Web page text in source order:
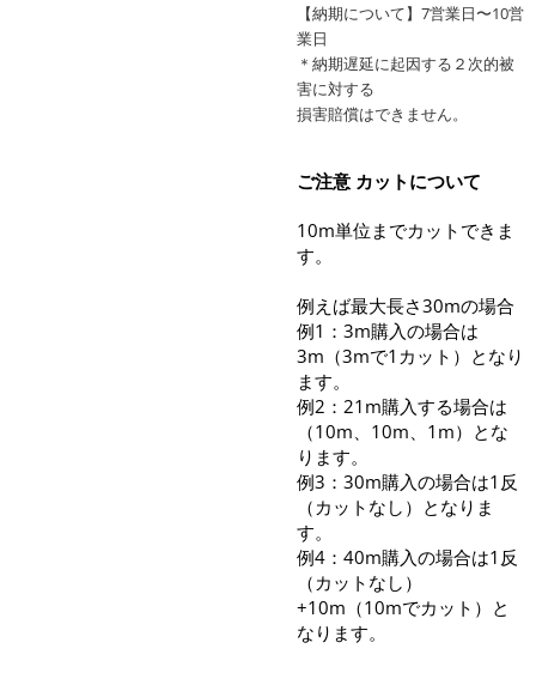
【納期について】7営業日〜10営
業日
＊納期遅延に起因する２次的被
害に対する
損害賠償はできません。
ご注意 カットについて
10m単位までカットできま
す。
例えば最大長さ30mの場合
例1：3m購入の場合は
3m（3mで1カット）となり
ます。
例2：21m購入する場合は
（10m、10m、1m）とな
ります。
例3：30m購入の場合は1反
（カットなし）となりま
す。
例4：40m購入の場合は1反
（カットなし）
+10m（10mでカット）と
なります。